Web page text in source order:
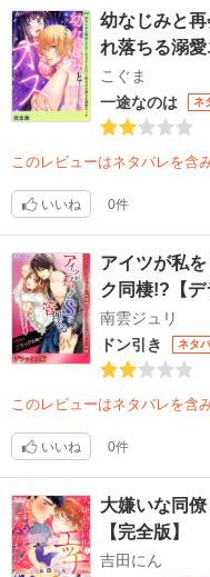
幼なじみと
れ落ちる溺愛
こぐま
一途なのは
ネ
このレビューはネタバレを含
いいね 0件
アイツが私
ク同棲!?【デ
南雲ジュリ
ドン引き
ネタ
このレビューはネタバレを含
いいね 0件
大嫌いな同
【完全版】
吉田にん